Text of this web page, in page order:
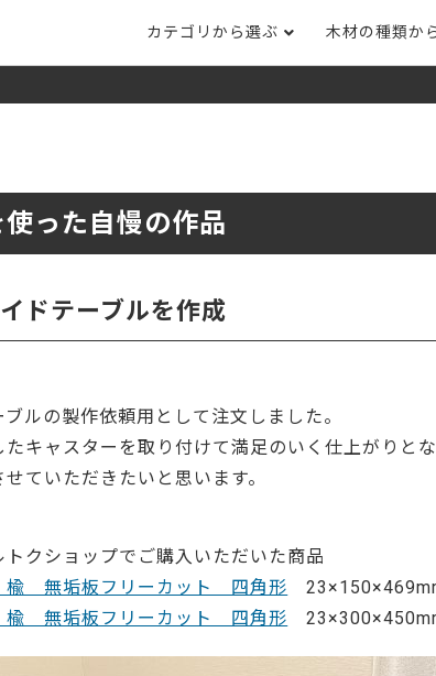
カテゴリから選ぶ
床材
無垢一枚板
木材の種類か
カバ桜・バーチ
栗 レッドオーク
サペリ
赤ラワン(レッド
ティ)
低圧メラミン（心材：パ
った自慢の作品
ドテーブルを作成
ルの製作依頼用として注文しました。
たキャスターを取り付けて満足のいく仕上がりと
せていただきたいと思います。
トクショップでご購入いただいた商品
楡 無垢板フリーカット 四角形
楡 無垢板フリーカット 四角形